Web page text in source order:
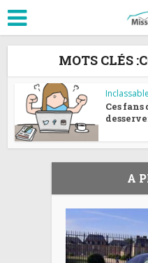
MOTS CLÉS
Ces fans
A